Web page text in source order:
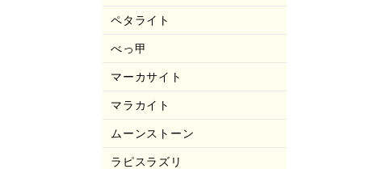
ペタライト
べっ甲
マーカサイト
マラカイト
ムーンストーン
ラピスラズリ